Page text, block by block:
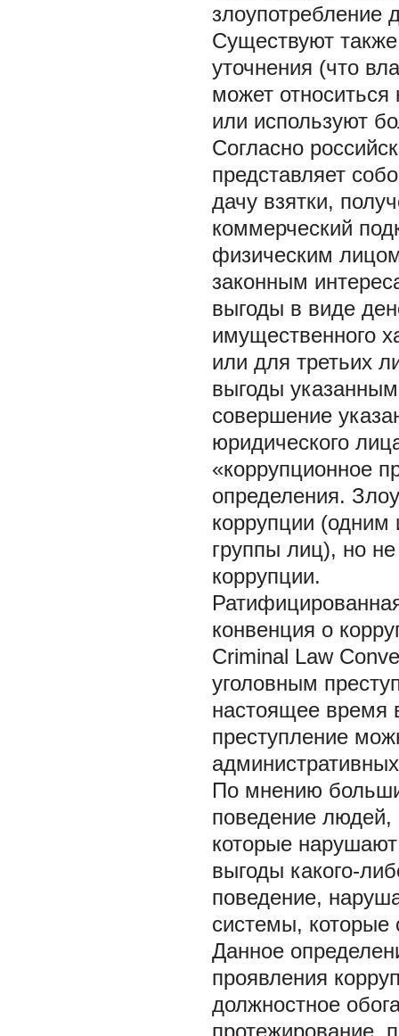
злоупотребление
Существуют
уточнения (что
может относиться
или используют
Согласно
представляет
дачу взятки,
коммерческий
физическим
законным
выгоды в виде
имущественного
или для третьих
выгоды
совершение
юридического
«коррупционное
определения.
коррупции (одним
группы лиц), но
коррупции.
конвенция о
Criminal Law
уголовным
настоящее время
преступление
По мнению
поведение
которые
выгоды какого-
поведение,
системы, которые
Данное
проявления
должностное
протежирование,